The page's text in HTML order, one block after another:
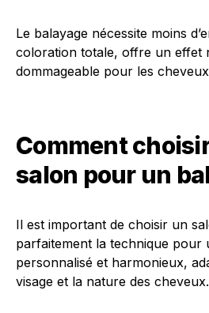
Le balayage nécessite moins
coloration totale, offre un effet
dommageable pour les
Comment
salon pour un
Il est important de choisir un
parfaitement la technique pour
personnalisé et harmonieux,
visage et la nature des cheveux.